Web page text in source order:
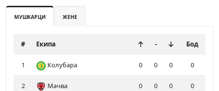
МУШКАРЦИ ЖЕНЕ
# Екипа - Бод
1 Колубара 0 0 0 0
2 Мачва 0 0 0 0